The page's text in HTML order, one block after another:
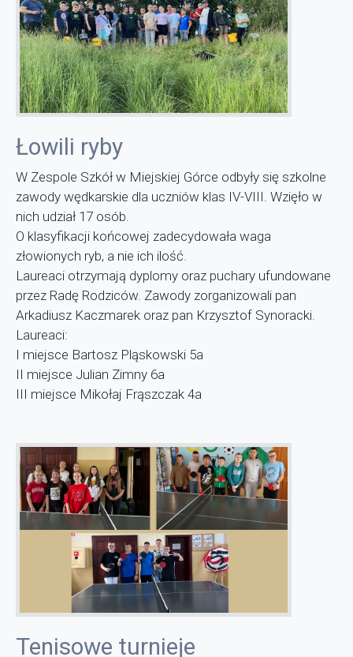
Łowili ryby
W Zespole Szkół w Miejskiej Górce odbyły się szkolne
zawody wędkarskie dla uczniów klas IV-VIII. Wzięło w
nich udział 17 osób.
O klasyfikacji końcowej zadecydowała waga
złowionych ryb, a nie ich ilość.
Laureaci otrzymają dyplomy oraz puchary ufundowane
przez Radę Rodziców. Zawody zorganizowali pan
Arkadiusz Kaczmarek oraz pan Krzysztof Synoracki.
Laureaci:
I miejsce Bartosz Pląskowski 5a
II miejsce Julian Zimny 6a
III miejsce Mikołaj Frąszczak 4a
Tenisowe turnieje